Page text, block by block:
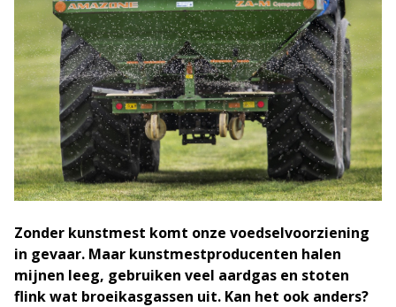
Zonder kunstmest komt onze voedselvoorziening
in gevaar. Maar kunstmestproducenten halen
mijnen leeg, gebruiken veel aardgas en stoten
flink wat broeikasgassen uit. Kan het ook anders?